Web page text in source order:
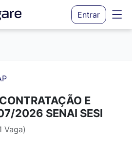
Entrar
E
2026 SENAI SESI
Vaga)